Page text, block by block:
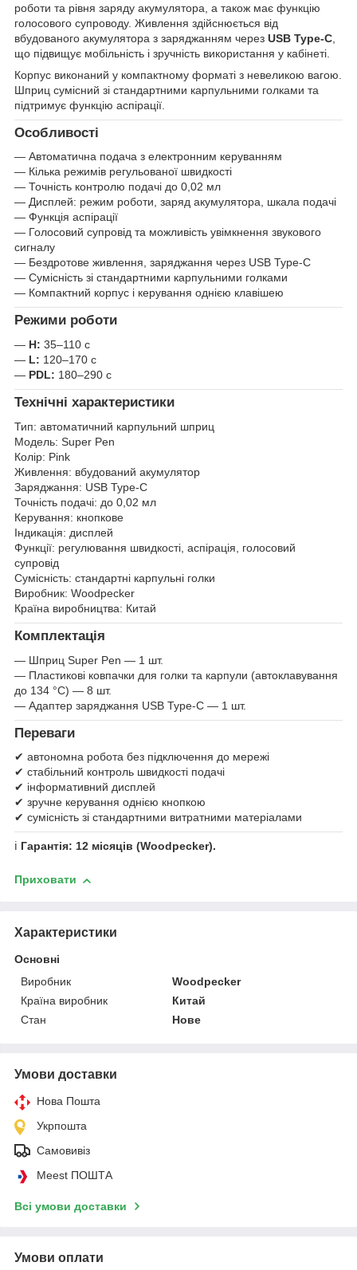
роботи та рівня заряду акумулятора, а також має функцію
голосового супроводу. Живлення здійснюється від
вбудованого акумулятора з заряджанням через USB Type-C
що підвищує мобільність і зручність використання у кабінеті.
Корпус виконаний у компактному форматі з невеликою вагою.
Шприц сумісний зі стандартними карпульними голками та
підтримує функцію аспірації.
Особливості
— Автоматична подача з електронним керуванням
— Кілька режимів регульованої швидкості
— Точність контролю подачі до 0,02 мл
— Дисплей: режим роботи, заряд акумулятора, шкала подачі
— Функція аспірації
— Голосовий супровід та можливість увімкнення звукового
сигналу
— Бездротове живлення, заряджання через USB Type-C
— Сумісність зі стандартними карпульними голками
— Компактний корпус і керування однією клавішею
Режими роботи
— H: 35–110 с
— L: 120–170 с
— PDL: 180–290 с
Технічні характеристики
Тип: автоматичний карпульний шприц
Модель: Super Pen
Колір: Pink
Живлення: вбудований акумулятор
Заряджання: USB Type-C
Точність подачі: до 0,02 мл
Керування: кнопкове
Індикація: дисплей
Функції: регулювання швидкості, аспірація, голосовий
супровід
Сумісність: стандартні карпульні голки
Виробник: Woodpecker
Країна виробництва: Китай
Комплектація
— Шприц Super Pen — 1 шт.
— Пластикові ковпачки для голки та карпули (автоклавування
до 134 °C) — 8 шт.
— Адаптер заряджання USB Type-C — 1 шт.
Переваги
✔ автономна робота без підключення до мережі
✔ стабільний контроль швидкості подачі
✔ інформативний дисплей
✔ зручне керування однією кнопкою
✔ сумісність зі стандартними витратними матеріалами
ℹ️ Гарантія: 12 місяців (Woodpecker).
Приховати
Характеристики
Основні
Виробник
Woodpecker
Країна виробник
Китай
Стан
Нове
Умови доставки
Нова Пошта
Укрпошта
Самовивіз
Meest ПОШТА
Всі умови доставки
Умови оплати